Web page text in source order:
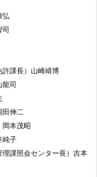
弘
課長）山崎靖博
司
田伸二
本茂昭
純子
課照会センター長）吉本